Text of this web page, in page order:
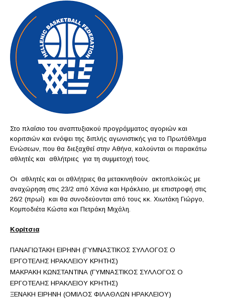
Στo πλαίσιο του αναπτυξιακού προγράμματος αγοριών και
κοριτσιών και ενόψει της διπλής αγωνιστικής για το Πρωτάθλημα
Ενώσεων, που θα διεξαχθεί στην Αθήνα, καλούνται οι παρακάτω
αθλητές και αθλήτριες για τη συμμετοχή τους.
Οι αθλητές και οι αθλήτριες θα μετακινηθούν ακτοπλοϊκώς με
αναχώρηση στις 23/2 από Χάνια και Ηράκλειο, με επιστροφή στις
26/2 (πρωί) και θα συνοδεύονται από τους κκ. Χιωτάκη Γιώργο,
Κομποδιέτα Κώστα και Πετράκη Μιχάλη.
Κορίτσια
ΠΑΝΑΓΙΩΤΑΚΗ ΕΙΡΗΝΗ (ΓΥΜΝΑΣΤΙΚΟΣ ΣΥΛΛΟΓΟΣ Ο
ΕΡΓΟΤΕΛΗΣ ΗΡΑΚΛΕΙΟΥ ΚΡΗΤΗΣ)
ΜΑΚΡΑΚΗ ΚΩΝΣΤΑΝΤΙΝΑ (ΓΥΜΝΑΣΤΙΚΟΣ ΣΥΛΛΟΓΟΣ Ο
ΕΡΓΟΤΕΛΗΣ ΗΡΑΚΛΕΙΟΥ ΚΡΗΤΗΣ)
ΞΕΝΑΚΗ ΕΙΡΗΝΗ (ΟΜΙΛΟΣ ΦΙΛΑΘΛΩΝ ΗΡΑΚΛΕΙΟΥ)